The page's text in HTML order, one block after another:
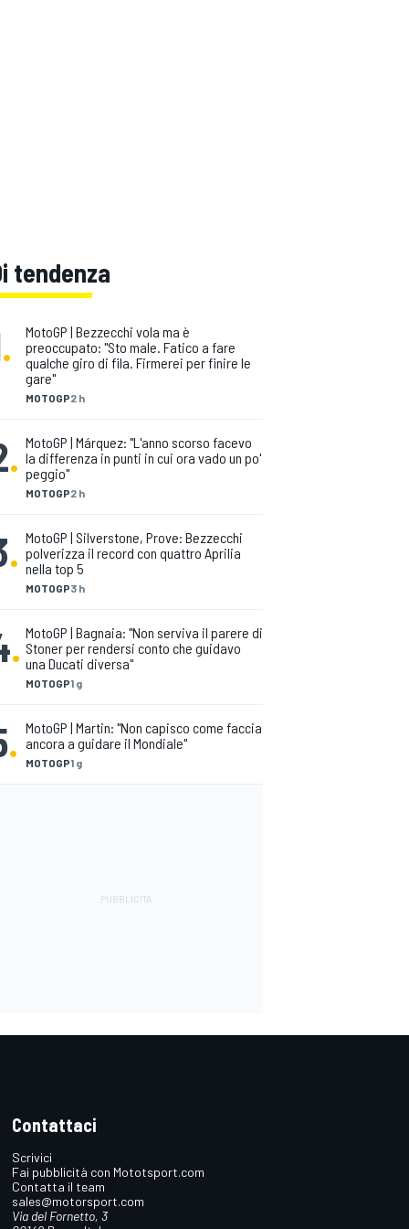
tendenza
.
MOTOGP2 h
MotoGP | Bezzecchi vola ma è
preoccupato: "Sto male. Fatico a fare
qualche giro di fila. Firmerei per finire le
gare"
.
MOTOGP2 h
MotoGP | Márquez: "L'anno scorso facevo
la differenza in punti in cui ora vado un po'
peggio"
.
MOTOGP3 h
MotoGP | Silverstone, Prove: Bezzecchi
polverizza il record con quattro Aprilia
nella top 5
.
MOTOGP1 g
MotoGP | Bagnaia: "Non serviva il parere di
Stoner per rendersi conto che guidavo
una Ducati diversa"
. MOTOGP1 g
MotoGP | Martin: "Non capisco come faccia
ancora a guidare il Mondiale"
Contattaci
Scrivici
Fai pubblicità con Mototsport.com
Contatta il team
sales@motorsport.com
Via del Fornetto, 3